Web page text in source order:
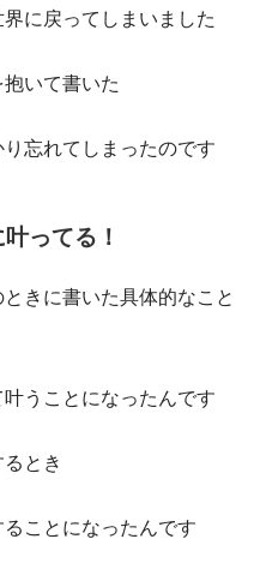
に戻ってしまいました
いて書いた
忘れてしまったのです
ってる！
きに書いた具体的なこと
うことになったんです
とき
ことになったんです